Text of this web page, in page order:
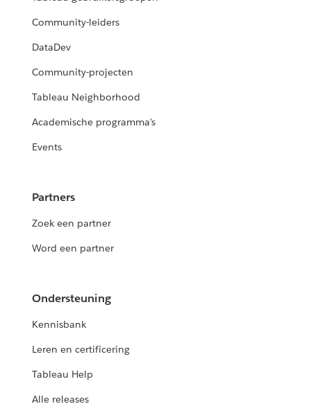
Community-leiders
DataDev
Community-projecten
Tableau Neighborhood
Academische programma's
Events
Partners
Zoek een partner
Word een partner
Ondersteuning
Kennisbank
Leren en certificering
Tableau Help
Alle releases